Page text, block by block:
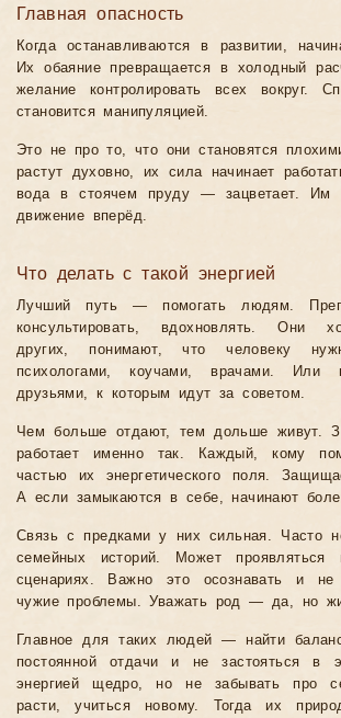
Главная опасность
Когда останавливаются в развитии,
Их обаяние превращается в холодный
желание контролировать всех вокруг.
становится манипуляцией.
Это не про то, что они становятся
растут духовно, их сила начинает
вода в стоячем пруду — зацветает. Им
движение вперёд.
Что делать с такой энергией
Лучший путь — помогать людям.
консультировать, вдохновлять. Они
других, понимают, что человеку
психологами, коучами, врачами. Или
друзьями, к которым идут за советом.
Чем больше отдают, тем дольше живут.
работает именно так. Каждый, кому
частью их энергетического поля.
А если замыкаются в себе, начинают
Связь с предками у них сильная. Часто
семейных историй. Может проявляться
сценариях. Важно это осознавать и
чужие проблемы. Уважать род — да, но
Главное для таких людей — найти
постоянной отдачи и не застояться в
энергией щедро, но не забывать про
расти, учиться новому. Тогда их